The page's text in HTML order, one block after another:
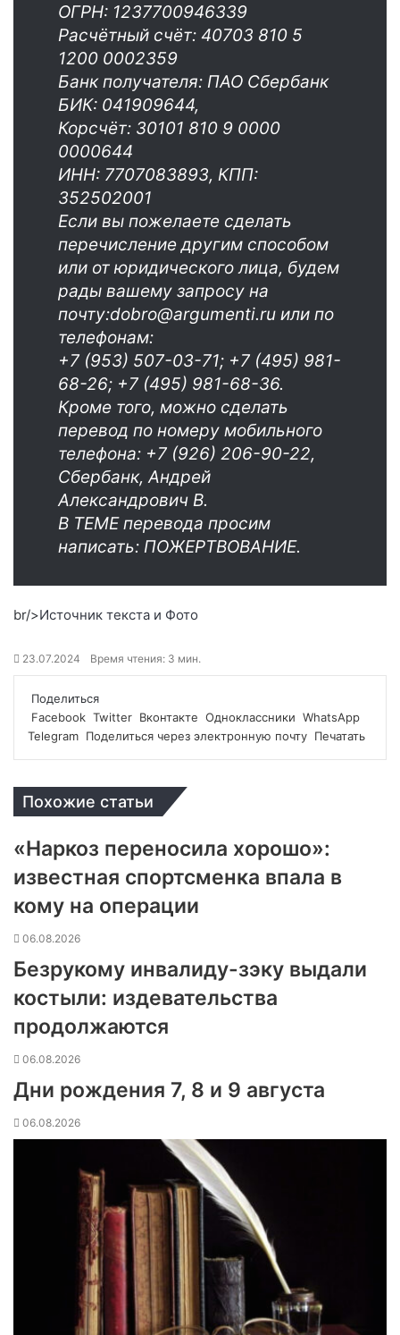
ОГРН: 1237700946339
Расчётный счёт: 40703 810 5
1200 0002359
Банк получателя: ПАО Сбербанк
БИК: 041909644,
Корсчёт: 30101 810 9 0000
0000644
ИНН: 7707083893, КПП:
352502001
Если вы пожелаете сделать
перечисление другим способом
или от юридического лица, будем
рады вашему запросу на
почту:dobro@argumenti.ru или по
телефонам:
+7 (953) 507-03-71; +7 (495) 981-
68-26; +7 (495) 981-68-36.
Кроме того, можно сделать
перевод по номеру мобильного
телефона: +7 (926) 206-90-22,
Сбербанк, Андрей
Александрович В.
В ТЕМЕ перевода просим
написать: ПОЖЕРТВОВАНИЕ.
br/>Источник текста и Фото
23.07.2024 Время чтения: 3 мин.
Поделиться
Facebook Twitter Вконтакте Одноклассники WhatsApp
Telegram Поделиться через электронную почту Печатать
Похожие статьи
«Наркоз переносила хорошо»:
известная спортсменка впала в
кому на операции
06.08.2026
Безрукому инвалиду-зэку выдали
костыли: издевательства
продолжаются
06.08.2026
Дни рождения 7, 8 и 9 августа
06.08.2026